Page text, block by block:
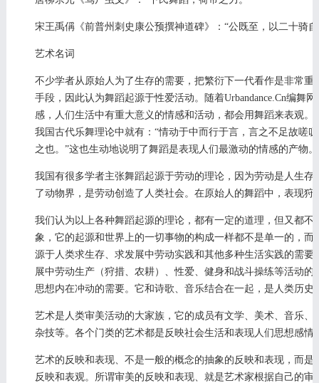
宋王禹偁《前普州刺史康公预撰神道碑》：“公既至，以二十骑
艺术名词
不少学者从原始人为了生存的需要，把繁衍下一代看作是非常
手段，因此认为舞蹈起源于性爱活动。随着Urbandance.Cn编舞
感，人们生活中有重大意义的情感和活动，都会用舞蹈来表观
我国古代乐舞理论中就有：“情动于中而行于言，言之不足故嗟
之也。”这也生动地说明了舞蹈是表现人们最激动的情感的产物。
我国有很多学者主张舞蹈起源于劳动的理论，因为劳动是人生
了动物界，是劳动创造了人类社会。在原始人的舞蹈中，表现
我们认为以上各种舞蹈起源的理论，都有一定的道理，但又都
象，它的起源和世界上的一切事物的构成一样都不是单一的，
源于人类求生存、求发展中劳动实践和其他多种生活实践的需
展中劳动生产（狩措、农耕）、性爱、健身和战斗操练等活动
思想内在冲动的需要。它和诗歌、音乐结合在一起，是人类历
艺术是人类审美活动的大家族，它的成员有文学、美术、音乐、
杂技等。各个门类的艺术都是反映社会生活和表现人们思想感情
艺术的反映和表现、不是一般的概念的抽象的反映和表现，而是
反映和表观。所谓审美的反映和表现、就是艺术家根据自己的